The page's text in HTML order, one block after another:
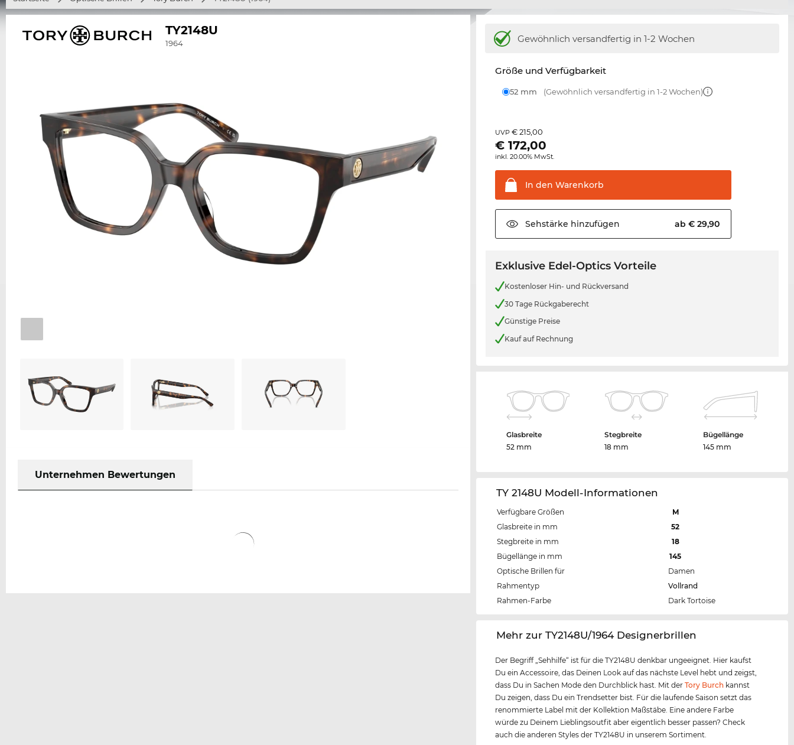
TY2148U
1964
Unternehmen Bewertungen
Gewöhnlich versandfertig in 1-2 Wochen
Größe und Verfügbarkeit
52 mm (Gewöhnlich versandfertig in 1-2 Wochen)
UVP€ 215,00
€172,00
inkl. 20.00% MwSt.
In den Warenkorb
Sehstärke hinzufügen ab € 29,90
Exklusive Edel-Optics Vorteile
Kostenloser Hin- und Rückversand
30 Tage Rückgaberecht
Günstige Preise
Kauf auf Rechnung
Glasbreite
52 mm
Stegbreite
18 mm
Bügellänge
145 mm
TY 2148U Modell-Informationen
Verfügbare Größen
M
Glasbreite in mm
52
Stegbreite in mm
18
Bügellänge in mm
145
Optische Brillen für
Damen
Rahmentyp
Vollrand
Rahmen-Farbe
Dark Tortoise
‌Mehr zur TY2148U/1964 Designerbrillen
Der Begriff „Sehhilfe“ ist für die TY2148U denkbar ungeeignet. Hier kaufst
Du ein Accessoire, das Deinen Look auf das nächste Level hebt und zeigst,
dass Du in Sachen Mode den Durchblick hast. Mit derTory Burch kannst
Du zeigen, dass Du ein Trendsetter bist. Für die laufende Saison setzt das
renommierte Label mit der Kollektion Maßstäbe. Eine andere Farbe
würde zu Deinem Lieblingsoutfit aber eigentlich besser passen? Check
auch die anderen Styles der TY2148U in unserem Sortiment.